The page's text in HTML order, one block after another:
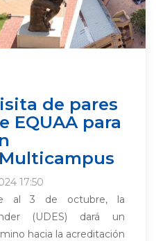
de pares
EQUAA para
17:50
al 3 de octubre, la
(UDES) dará un
hacia la acreditación